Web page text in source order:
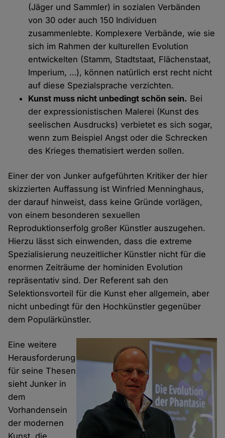
(Jäger und Sammler) in sozialen Verbänden
von 30 oder auch 150 Individuen
zusammenlebte. Komplexere Verbände, wie sie
sich im Rahmen der kulturellen Evolution
entwickelten (Stamm, Stadtstaat, Flächenstaat,
Imperium, …), können natürlich erst recht nicht
auf diese Spezialsprache verzichten.
Kunst muss nicht unbedingt schön sein. Bei
der expressionistischen Malerei (Kunst des
seelischen Ausdrucks) verbietet es sich sogar,
wenn zum Beispiel Angst oder die Schrecken
des Krieges thematisiert werden sollen.
Einer der von Junker aufgeführten Kritiker der hier
skizzierten Auffassung ist Winfried Menninghaus,
der darauf hinweist, dass keine Gründe vorlägen,
von einem besonderen sexuellen
Reproduktionserfolg großer Künstler auszugehen.
Hierzu lässt sich einwenden, dass die extreme
Spezialisierung neuzeitlicher Künstler nicht für die
enormen Zeiträume der hominiden Evolution
repräsentativ sind. Der Referent sah den
Selektionsvorteil für die Kunst eher allgemein, aber
nicht unbedingt für den Hochkünstler gegenüber
dem Populärkünstler.
Eine weitere
Herausforderung
für seine Thesen
sieht Junker in
dem
Vorhandensein
der modernen